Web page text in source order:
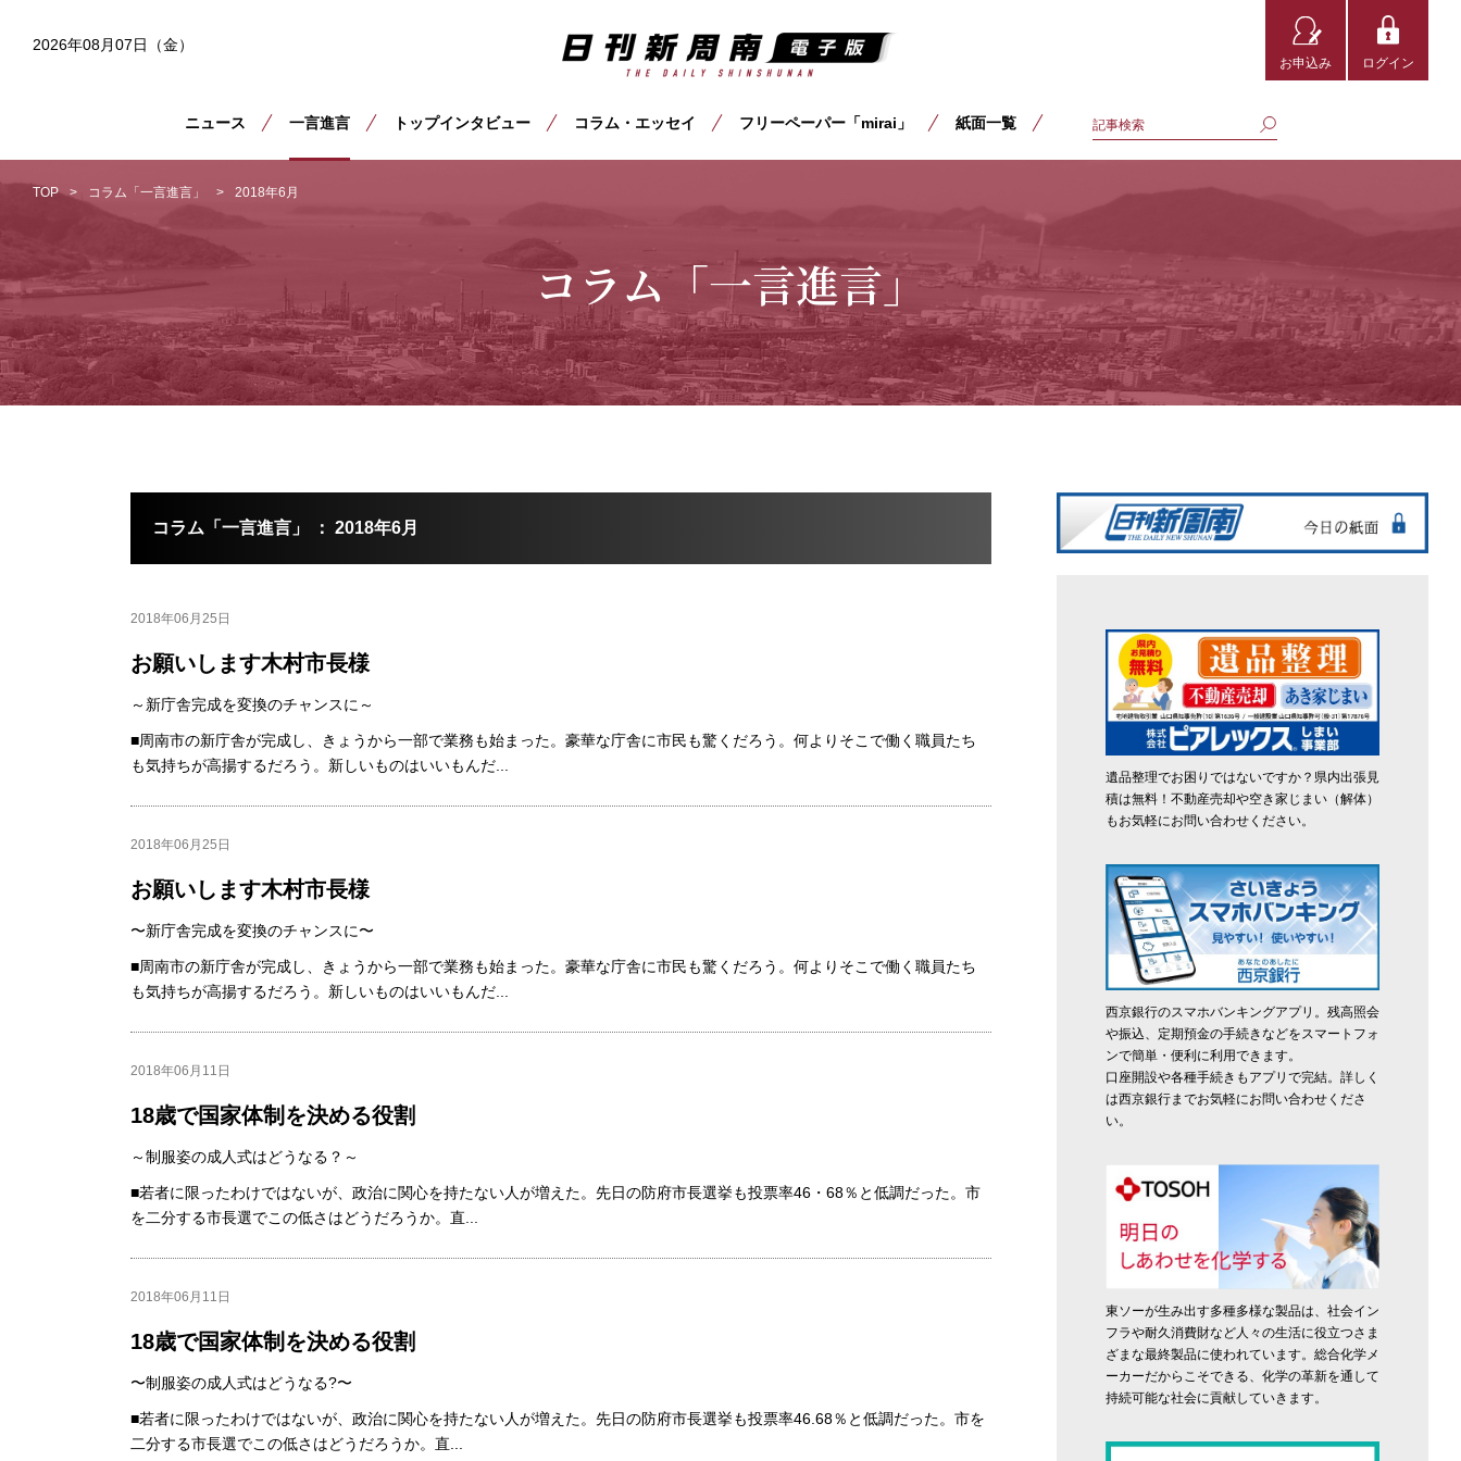
2026年08月07日（金）
お申込み ログイン
ニュース 一言進言 トップインタビュー コラム・エッセイ フリーペーパー「mirai」 紙面一覧
TOP コラム「一言進言」 2018年6月
コラム「一言進言」
コラム「一言進言」 ： 2018年6月
2018年06月25日
お願いします木村市長様
～新庁舎完成を変換のチャンスに～
■周南市の新庁舎が完成し、きょうから一部で業務も始まった。豪華な庁舎に市民も驚くだろう。何よりそこで働く職員たち
も気持ちが高揚するだろう。新しいものはいいもんだ...
2018年06月25日
お願いします木村市長様
〜新庁舎完成を変換のチャンスに〜
■周南市の新庁舎が完成し、きょうから一部で業務も始まった。豪華な庁舎に市民も驚くだろう。何よりそこで働く職員たち
も気持ちが高揚するだろう。新しいものはいいもんだ...
2018年06月11日
18歳で国家体制を決める役割
～制服姿の成人式はどうなる？～
■若者に限ったわけではないが、政治に関心を持たない人が増えた。先日の防府市長選挙も投票率46・68％と低調だった。市
を二分する市長選でこの低さはどうだろうか。直...
2018年06月11日
18歳で国家体制を決める役割
〜制服姿の成人式はどうなる?〜
■若者に限ったわけではないが、政治に関心を持たない人が増えた。先日の防府市長選挙も投票率46.68％と低調だった。市を
二分する市長選でこの低さはどうだろうか。直...
遺品整理でお困りではないですか？県内出張見
積は無料！不動産売却や空き家じまい（解体）
もお気軽にお問い合わせください。
西京銀行のスマホバンキングアプリ。残高照会
や振込、定期預金の手続きなどをスマートフォ
ンで簡単・便利に利用できます。
口座開設や各種手続きもアプリで完結。詳しく
は西京銀行までお気軽にお問い合わせくださ
い。
東ソーが生み出す多種多様な製品は、社会イン
フラや耐久消費財など人々の生活に役立つさま
ざまな最終製品に使われています。総合化学メ
ーカーだからこそできる、化学の革新を通して
持続可能な社会に貢献していきます。